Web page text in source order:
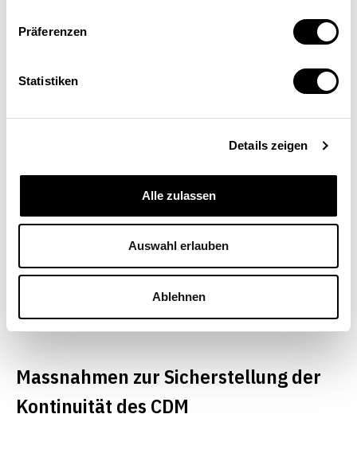
Präferenzen
Statistiken
Details zeigen
Alle zulassen
Auswahl erlauben
Ablehnen
eines globalen Preises für THG
(und damit emissionsreduziert)
erfolgt? Legen sich die Mehrheit
der grossen Länder verbindlich
auf ambitiöse, progressive
Emissionsabsenkungspfade
fest? Und wie können die dafür
notwendigen finanziellen Mittel
und Humanressourcen effektiv
bereit gestellt werden?
Massnahmen zur Sicherstellung der
Kontinuität des CDM